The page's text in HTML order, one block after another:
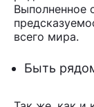
Выполненное
всего мира.
Быть